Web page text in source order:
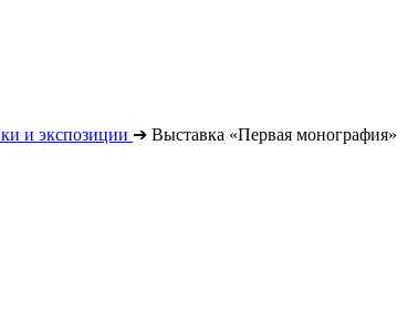
и экспозиции ➔ Выставка «Первая монография»